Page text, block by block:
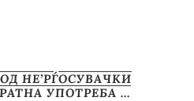
НЕ’РЃОСУВАЧКИ
УПОТРЕБА …